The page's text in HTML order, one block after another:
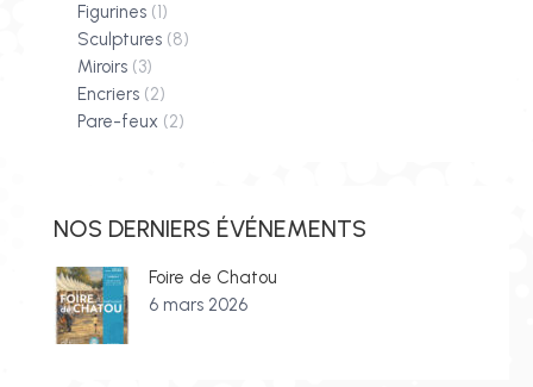
Figurines (1)
Sculptures (8)
Miroirs (3)
Encriers (2)
Pare-feux (2)
NOS DERNIERS ÉVÉNEMENTS
Foire de Chatou
6 mars 2026